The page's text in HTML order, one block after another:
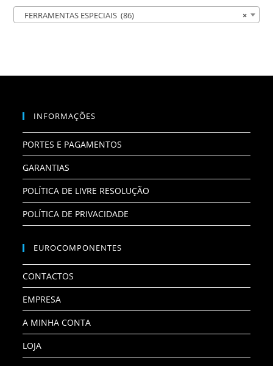
×
FERRAMENTAS ESPECIAIS (86)
INFORMAÇÕES
PORTES E PAGAMENTOS
GARANTIAS
POLÍTICA DE LIVRE RESOLUÇÃO
POLÍTICA DE PRIVACIDADE
EUROCOMPONENTES
CONTACTOS
EMPRESA
A MINHA CONTA
LOJA